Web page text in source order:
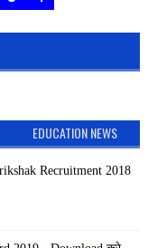
EDUCATION NEWS
Recruitment 2018